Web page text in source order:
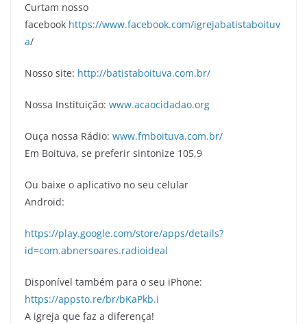
Curtam nosso
facebook https://www.facebook.com/igrejabatistaboituv
a/
Nosso site: http://batistaboituva.com.br/
Nossa Instituição: www.acaocidadao.org
Ouça nossa Rádio: www.fmboituva.com.br/
Em Boituva, se preferir sintonize 105,9
Ou baixe o aplicativo no seu celular
Android:
https://play.google.com/store/apps/details?
id=com.abnersoares.radioideal
Disponível também para o seu iPhone:
https://appsto.re/br/bKaPkb.i
A igreja que faz a diferença!